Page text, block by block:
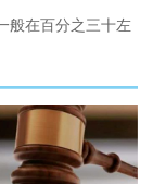
般在百分之三十左